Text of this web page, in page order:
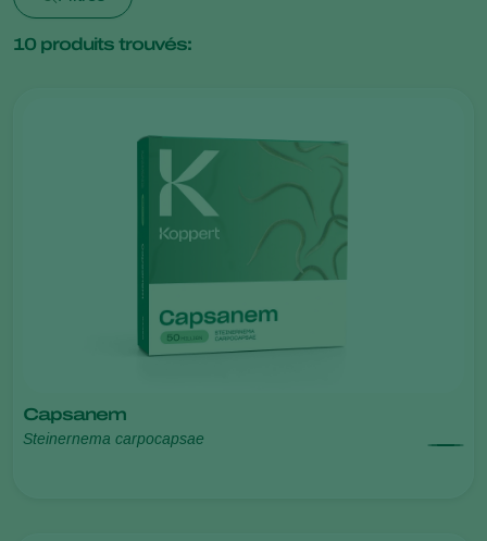
10 produits trouvés:
Capsanem
Steinernema carpocapsae